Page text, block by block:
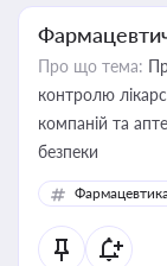
Про що тема:
контролю
компаній та
безпеки